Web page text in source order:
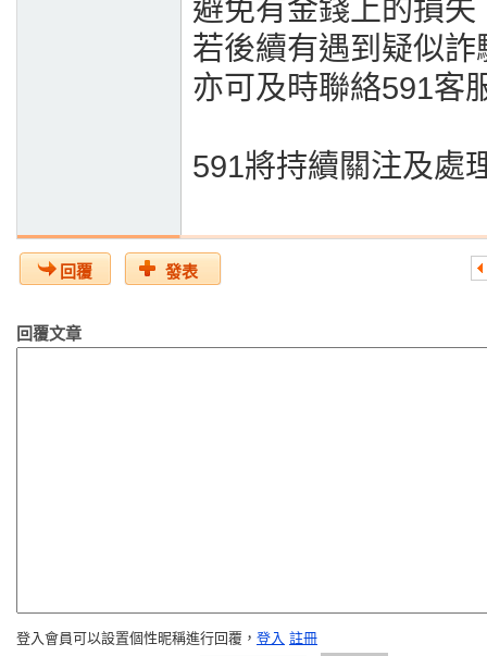
避免有金錢上的損失
若後續有遇到疑似詐
亦可及時聯絡591客
591將持續關注及處
回覆 發表
回覆文章
登入會員可以設置個性昵稱進行回覆， 登入 註冊